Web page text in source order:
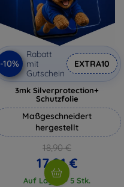
-10%
Rabatt
mit
Gutschein
EXTRA10
3mk Silverprotection+
Schutzfolie
Maßgeschneidert
hergestellt
18,90 €
17,01 €
Auf Lager > 5 Stk.